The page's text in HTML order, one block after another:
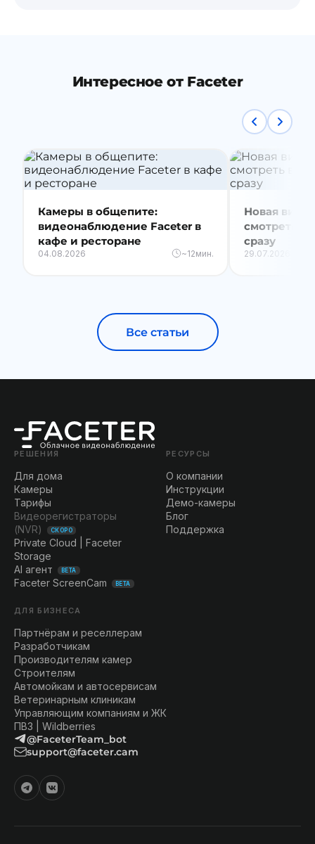
Интересное от Faceter
Камеры в общепите:
видеонаблюдение Faceter в
кафе и ресторане
04.08.2026 ~12мин.
Новая
смотреть
сразу
29.07.2026
Все статьи
РЕШЕНИЯ
Для дома
Камеры
Тарифы
Видеорегистраторы
(NVR)
СКОРО
Private Cloud | Faceter
Storage
AI агент
BETA
Faceter ScreenCam BETA
РЕСУРСЫ
О компании
Инструкции
Демо-камеры
Блог
Поддержка
ДЛЯ БИЗНЕСА
Партнёрам и реселлерам
Разработчикам
Производителям камер
Строителям
Автомойкам и автосервисам
Ветеринарным клиникам
Управляющим компаниям и ЖК
ПВЗ | Wildberries
@FaceterTeam_bot
support@faceter.cam